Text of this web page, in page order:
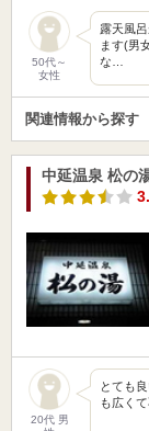
50代～
女性
露天風
ます(男
な…
関連情報から探す
中延温泉 松の
20代 男
とても
も広く